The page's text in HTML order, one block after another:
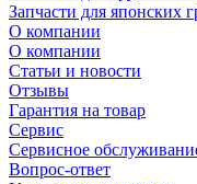
Запчасти для японских
О компании
О компании
Статьи и новости
Отзывы
Гарантия на товар
Сервис
Сервисное
Вопрос-ответ